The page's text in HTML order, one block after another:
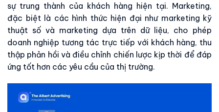
sự trung thành của khách hàng hiện tại. Marketing,
đặc biệt là các hình thức hiện đại như marketing kỹ
thuật số và marketing dựa trên dữ liệu, cho phép
doanh nghiệp tương tác trực tiếp với khách hàng, thu
thập phản hồi và điều chỉnh chiến lược kịp thời để đáp
ứng tốt hơn các yêu cầu của thị trường.